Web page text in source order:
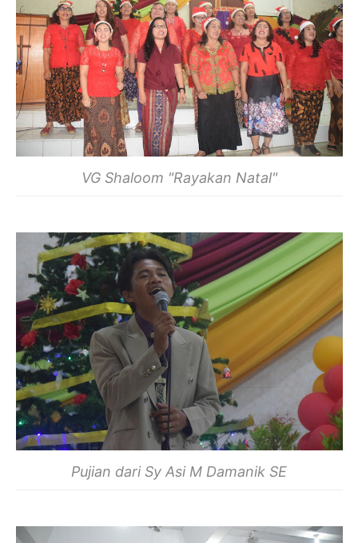
VG Shaloom "Rayakan Natal"
Pujian dari Sy Asi M Damanik SE